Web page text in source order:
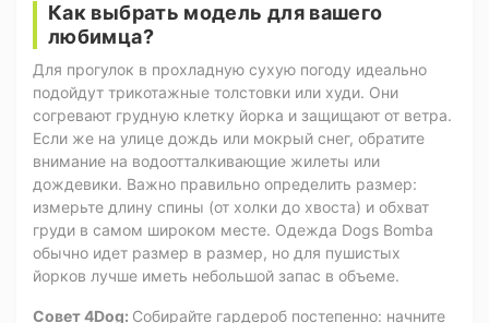
Как выбрать модель для вашего
любимца?
Для прогулок в прохладную сухую погоду идеально
подойдут трикотажные толстовки или худи. Они
согревают грудную клетку йорка и защищают от ветра.
Если же на улице дождь или мокрый снег, обратите
внимание на водоотталкивающие жилеты или
дождевики. Важно правильно определить размер:
измерьте длину спины (от холки до хвоста) и обхват
груди в самом широком месте. Одежда Dogs Bomba
обычно идет размер в размер, но для пушистых
йорков лучше иметь небольшой запас в объеме.
Совет 4Dog: Собирайте гардероб постепенно: начните